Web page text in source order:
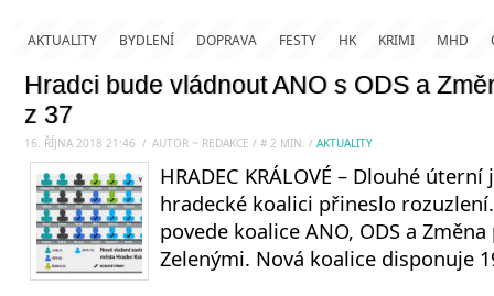
AKTUALITY BYDLENÍ DOPRAVA FESTY HK KRIMI MHD
Hradci bude vládnout ANO s ODS a
z 37
16. ŘÍJNA 2018 21:46 / AUTOR ~ REDAKCE / # 2 MIN. / AKTUALITY
HRADEC KRÁLOVÉ – Dlouhé
hradecké koalici přineslo
povede koalice ANO, ODS a
Zelenými. Nová koalice disponuje